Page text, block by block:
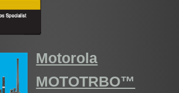
Motorola
MOTOTRBO™